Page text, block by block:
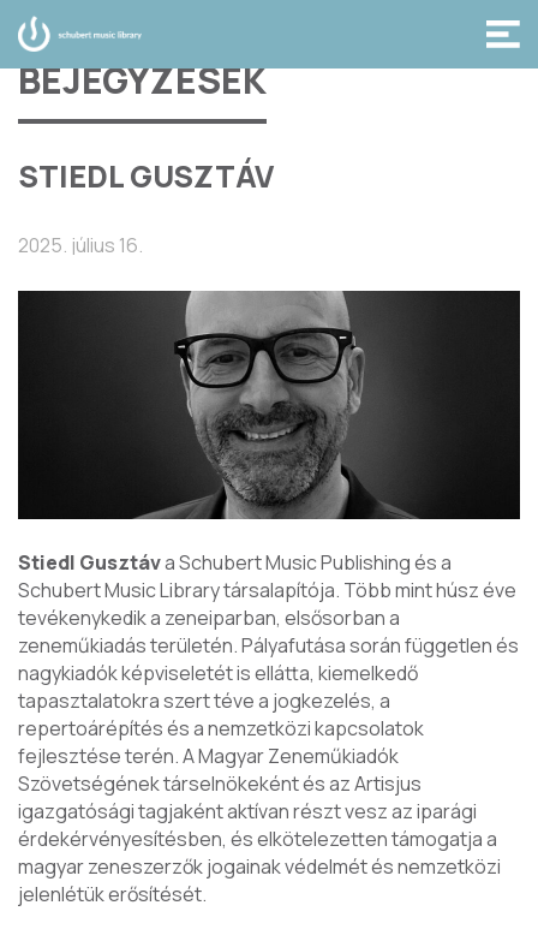
BEJEGYZÉSEK
STIEDL GUSZTÁV
2025. július 16.
Stiedl Gusztáva Schubert Music Publishing és a
Schubert Music Library társalapítója. Több mint húsz éve
tevékenykedik a zeneiparban, elsősorban a
zeneműkiadás területén. Pályafutása során független és
nagykiadók képviseletét is ellátta, kiemelkedő
tapasztalatokra szert téve a jogkezelés, a
repertoárépítés és a nemzetközi kapcsolatok
fejlesztése terén. A Magyar Zeneműkiadók
Szövetségének társelnökeként és az Artisjus
igazgatósági tagjaként aktívan részt vesz az iparági
érdekérvényesítésben, és elkötelezetten támogatja a
magyar zeneszerzők jogainak védelmét és nemzetközi
jelenlétük erősítését.